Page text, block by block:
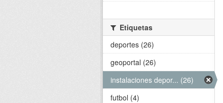
Etiquetas
deportes (26)
geoportal (26)
instalaciones depor... (26)
futbol (4)